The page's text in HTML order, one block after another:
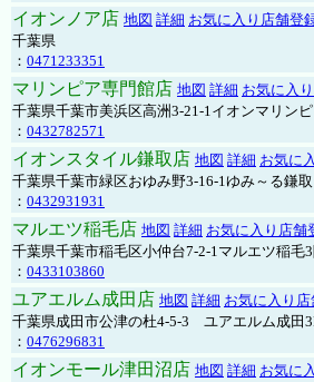
イオンノア店 地図 詳細 お気に入り店舗登
千葉県
： 0471233351
マリンピア専門館店 地図 詳細 お気に入
千葉県千葉市美浜区高洲3-21-1イオンマリン
： 0432782571
イオンスタイル鎌取店 地図 詳細 お気に
千葉県千葉市緑区おゆみ野3-16-1ゆみ～る鎌
： 0432931931
マルエツ稲毛店 地図 詳細 お気に入り店舗
千葉県千葉市稲毛区小仲台7-2-1マルエツ稲毛
： 0433103860
ユアエルム成田店 地図 詳細 お気に入り
千葉県成田市公津の杜4-5-3 ユアエルム成田
： 0476296831
イオンモール津田沼店 地図 詳細 お気に